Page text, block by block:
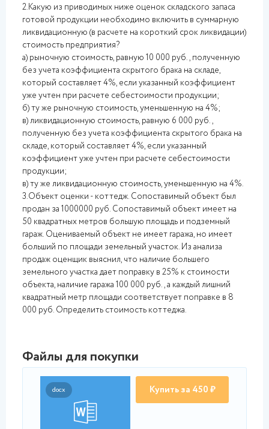
2.Какую из приводимых ниже оценок складского запаса
готовой продукции необходимо включить в суммарную
ликвидационную (в расчете на короткий срок ликвидации)
стоимость предприятия?
а) рыночную стоимость, равную 10 000 руб., полученную
без учета коэффициента скрытого брака на складе,
который составляет 4%, если указанный коэффициент
уже учтен при расчете себестоимости продукции;
б) ту же рыночную стоимость, уменьшенную на 4%;
в) ликвидационную стоимость, равную 6 000 руб.,
полученную без учета коэффициента скрытого брака на
складе, который составляет 4%, если указанный
коэффициент уже учтен при расчете себестоимости
продукции;
в) ту же ликвидационную стоимость, уменьшенную на 4%.
3.Объект оценки - коттедж. Сопоставимый объект был
продан за 1000000 руб. Сопоставимый объект имеет на
50 квадратных метров большую площадь и подземный
гараж. Оцениваемый объект не имеет гаража, но имеет
больший по площади земельный участок. Из анализа
продаж оценщик выяснил, что наличие большего
земельного участка дает поправку в 25% к стоимости
объекта, наличие гаража 100 000 руб., а каждый лишний
квадратный метр площади соответствует поправке в 8
000 руб. Определить стоимость коттеджа.
Файлы для покупки
docx Купить за 450 ₽